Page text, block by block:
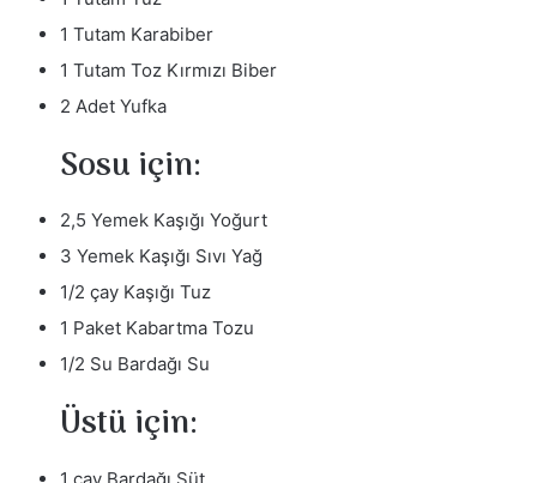
1 Tutam Karabiber
1 Tutam Toz Kırmızı Biber
2 Adet Yufka
Sosu için:
2,5 Yemek Kaşığı Yoğurt
3 Yemek Kaşığı Sıvı Yağ
1/2 çay Kaşığı Tuz
1 Paket Kabartma Tozu
1/2 Su Bardağı Su
Üstü için: